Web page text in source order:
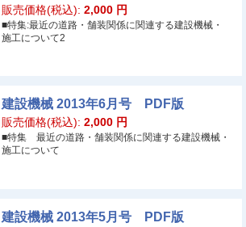
販売価格(税込): 2,000 円
■特集:最近の道路・舗装関係に関連する建設機械・
施工について2
建設機械 2013年6月号 PDF版
販売価格(税込): 2,000 円
■特集 最近の道路・舗装関係に関連する建設機械・
施工について
建設機械 2013年5月号 PDF版